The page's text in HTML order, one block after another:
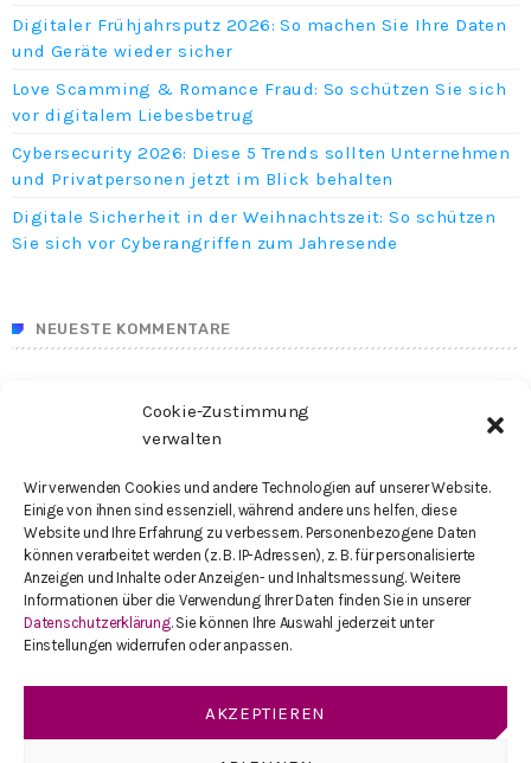
Cookie-Zustimmung
verwalten
Wir verwenden Cookies und andere Technologien auf unserer Website.
Einige von ihnen sind essenziell, während andere uns helfen, diese
Website und Ihre Erfahrung zu verbessern. Personenbezogene Daten
können verarbeitet werden (z. B. IP-Adressen), z. B. für personalisierte
Anzeigen und Inhalte oder Anzeigen- und Inhaltsmessung. Weitere
Informationen über die Verwendung Ihrer Daten finden Sie in unserer
Datenschutzerklärung. Sie können Ihre Auswahl jederzeit unter
Einstellungen widerrufen oder anpassen.
AKZEPTIEREN
Digitaler Frühjahrsputz 2026: So machen Sie Ihre Daten
und Geräte wieder sicher
Love Scamming & Romance Fraud: So schützen Sie sich
vor digitalem Liebesbetrug
Cybersecurity 2026: Diese 5 Trends sollten Unternehmen
und Privatpersonen jetzt im Blick behalten
Digitale Sicherheit in der Weihnachtszeit: So schützen
Sie sich vor Cyberangriffen zum Jahresende
NEUESTE KOMMENTARE
SEARCH IN THE SITE
KATEGORIEN